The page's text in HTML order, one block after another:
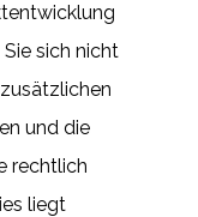
sich nicht
und die
rechtlich
liegt